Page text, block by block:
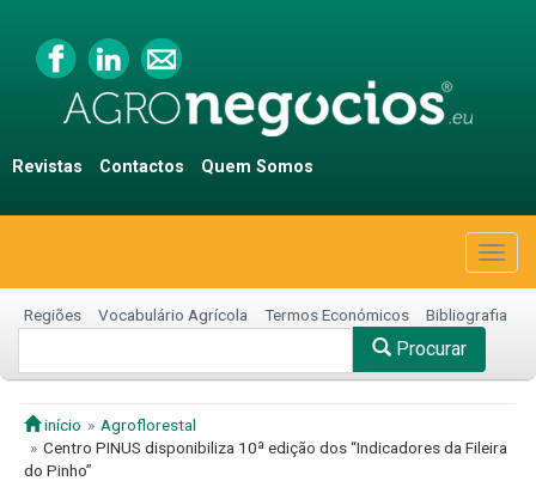
Revistas Contactos Quem Somos
Regiões Vocabulário Agrícola Termos Económicos Bibliografia
Procurar
início
Agroflorestal
Centro PINUS disponibiliza 10ª edição dos “Indicadores da Fileira
do Pinho”